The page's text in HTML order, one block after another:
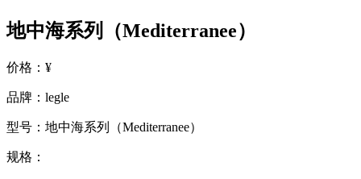
地中海系列（Mediterranee）
价格：¥
品牌：legle
型号：地中海系列（Mediterranee）
规格：